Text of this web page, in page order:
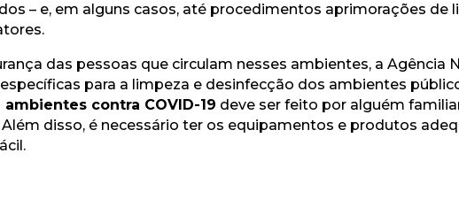
– e, em alguns casos, até procedimentos aprimorações
das pessoas que circulam nesses ambientes, a Agência
para a limpeza e desinfecção dos ambientes
contra COVID-19 deve ser feito por alguém
disso, é necessário ter os equipamentos e produtos